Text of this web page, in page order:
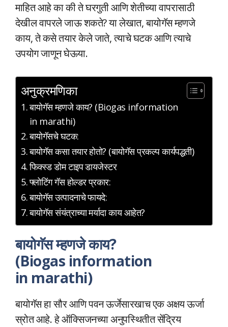
माहित आहे का की ते घरगुती आणि शेतीच्या वापरासाठी
देखील वापरले जाऊ शकते? या लेखात, बायोगॅस म्हणजे
काय, ते कसे तयार केले जाते, त्याचे घटक आणि त्याचे
उपयोग जाणून घेऊया.
अनुक्रमणिका
बायोगॅस म्हणजे काय? (Biogas information
in marathi)
बायोगॅसचे घटक:
बायोगॅस कसा तयार होतो? (बायोगॅस प्रकल्प कार्यपद्धती)
फिक्स्ड डोम टाइप डायजेस्टर
फ्लोटिंग गॅस होल्डर प्रकार:
बायोगॅस उत्पादनाचे फायदे:
बायोगॅस संयंत्राच्या मर्यादा काय आहेत?
बायोगॅस म्हणजे काय?
(Biogas information
in marathi)
बायोगॅस हा सौर आणि पवन ऊर्जेसारखाच एक अक्षय ऊर्जा
स्रोत आहे. हे ऑक्सिजनच्या अनुपस्थितीत सेंद्रिय